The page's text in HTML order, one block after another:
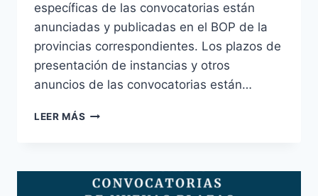
específicas de las convocatorias están
anunciadas y publicadas en el BOP de la
provincias correspondientes. Los plazos de
presentación de instancias y otros
anuncios de las convocatorias están…
LEER MÁS POLICÍA
PLAZAS
CONVOCADAS: